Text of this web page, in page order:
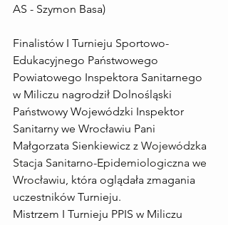
AS - Szymon Basa)
Finalistów I Turnieju Sportowo-
Edukacyjnego Państwowego
Powiatowego Inspektora Sanitarnego
w Miliczu nagrodził Dolnośląski
Państwowy Wojewódzki Inspektor
Sanitarny we Wrocławiu Pani
Małgorzata Sienkiewicz z Wojewódzka
Stacja Sanitarno-Epidemiologiczna we
Wrocławiu, która oglądała zmagania
uczestników Turnieju.
Mistrzem I Turnieju PPIS w Miliczu